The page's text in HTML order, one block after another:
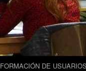
FORMACIÓN DE USUARIOS